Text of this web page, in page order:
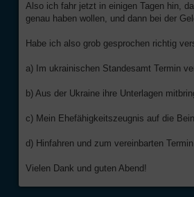
Also ich fahr jetzt in einigen Tagen hin,
genau haben wollen, und dann bei der
Habe ich also grob gesprochen richtig
a) Im ukrainischen Standesamt Termin
b) Aus der Ukraine ihre Unterlagen
c) Mein Ehefähigkeitszeugnis auf die
d) Hinfahren und zum vereinbarten
Vielen Dank und guten Abend!